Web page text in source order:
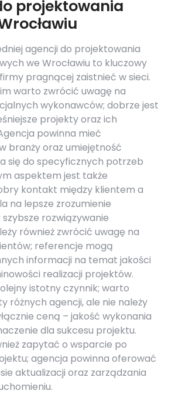
projektowania
agencji do projektowania
we Wrocławiu to kluczowy
pragnącej zaistnieć w sieci.
warto zwrócić uwagę na
wykonawców; dobrze jest
projekty oraz ich
powinna mieć
branży oraz umiejętność
się do specyficznych potrzeb
aspektem jest także
kontakt między klientem a
na lepsze zrozumienie
rozwiązywanie
również zwrócić uwagę na
referencje mogą
informacji na temat jakości
realizacji projektów.
istotny czynnik; warto
różnych agencji, ale nie należy
ceną – jakość wykonania
dla sukcesu projektu.
zapytać o wsparcie po
agencja powinna oferować
aktualizacji oraz zarządzania